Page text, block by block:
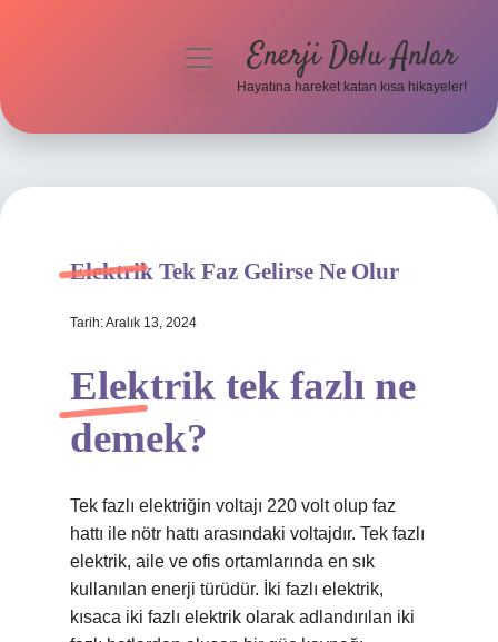
Hakkımızda
menüyüEnerji Dolu Anlar
Hayatına hareket katan kısa hikayeler!
Elektrik Tek Faz Gelirse Ne Olur
Tarih: Aralık 13, 2024
Elektrik tek fazlı ne
demek?
Tek fazlı elektriğin voltajı 220 volt olup faz
hattı ile nötr hattı arasındaki voltajdır. Tek fazlı
elektrik, aile ve ofis ortamlarında en sık
kullanılan enerji türüdür. İki fazlı elektrik,
kısaca iki fazlı elektrik olarak adlandırılan iki